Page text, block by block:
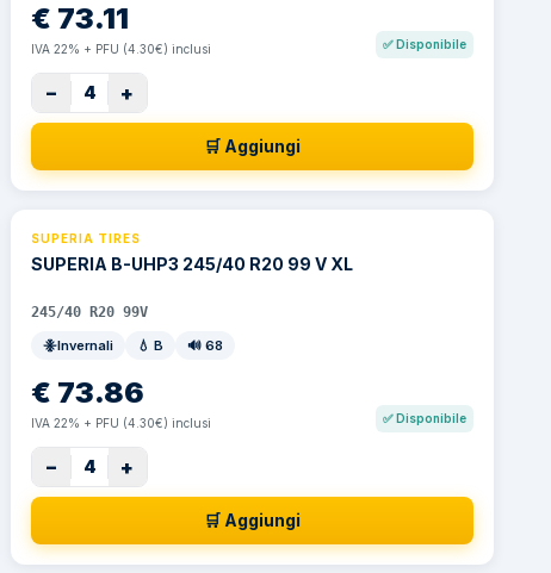
€ 73.11
IVA 22% + PFU (4.30€) inclusi ✅Disponibile
− 4 +
🛒 Aggiungi
SUPERIA TIRES
SUPERIA B-UHP3 245/40 R20 99 V XL
245/40 R20 99V
Invernali
💧 B 🔊 68
€ 73.86
IVA 22% + PFU (4.30€) inclusi ✅Disponibile
− 4 +
🛒 Aggiungi